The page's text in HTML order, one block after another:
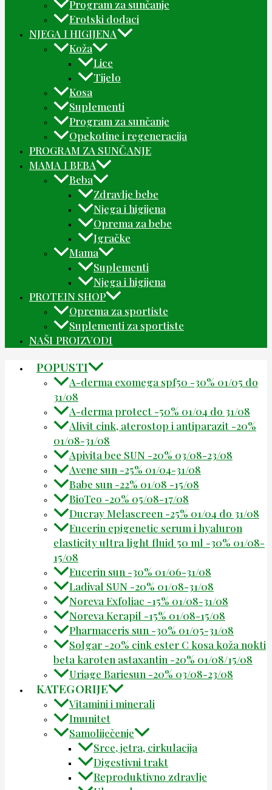
Program za sunčanje
Erotski dodaci
NJEGA I HIGIJENA
Koža
Lice
Tijelo
Kosa
Suplementi
Program za sunčanje
Opekotine i regeneracija
PROGRAM ZA SUNČANJE
MAMA I BEBA
Beba
Zdravlje bebe
Njega i higijena
Oprema za bebe
Igračke
Mama
Suplementi
Njega i higijena
PROTEIN SHOP
Oprema za sportiste
Suplementi za sportiste
NAŠI PROIZVODI
POPUSTI
A-derma exomega spf50 -30% 01/05 do
31/08
A-derma protect -50% 01/04 do 31/08
Alivit cink, aterostop i antiparazit -20%
01/08-31/08
Apivita bee SUN -20% 03/08-23/08
Avene sun -25% 01/04-31/08
Babe sun -22% 01/08 -15/08
BioTeo -20% 05/08-17/08
Ducray Melascreen -25% 01/04 do 31/08
Eucerin epigenetic serum i hyaluron
elasticity ultra light fluid 50 ml -30% 01/08-
15/08
Eucerin sun -30% 01/06-31/08
Ladival SUN -20% 01/08-31/08
Noreva Exfoliac -15% 01/08-31/08
Noreva Kerapil -15% 01/08-15/08
Pharmaceris sun -30% 01/05-31/08
Solgar -20% cink ester C kosa koža nokti
beta karoten astaxantin -20% 01/08/15/08
Uriage Bariesun -20% 03/08-23/08
KATEGORIJE
Vitamini i minerali
Imunitet
Samoliječenje
Srce, jetra, cirkulacija
Digestivni trakt
Reproduktivno zdravlje